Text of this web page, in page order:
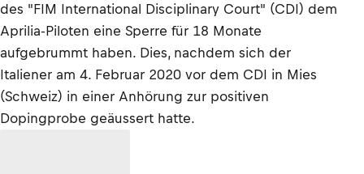
des "FIM International Disciplinary Court" (CDI) dem
Aprilia-Piloten eine Sperre für 18 Monate
aufgebrummt haben. Dies, nachdem sich der
Italiener am 4. Februar 2020 vor dem CDI in Mies
(Schweiz) in einer Anhörung zur positiven
Dopingprobe geäussert hatte.